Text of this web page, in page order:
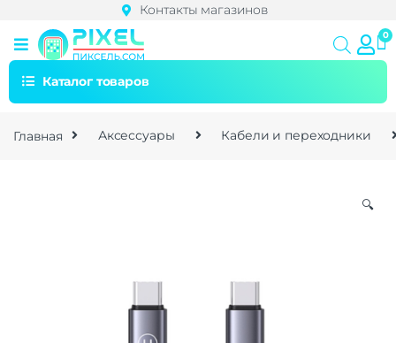
Контакты магазинов
Каталог товаров
Главная Аксессуары Кабели и переходники
🔍